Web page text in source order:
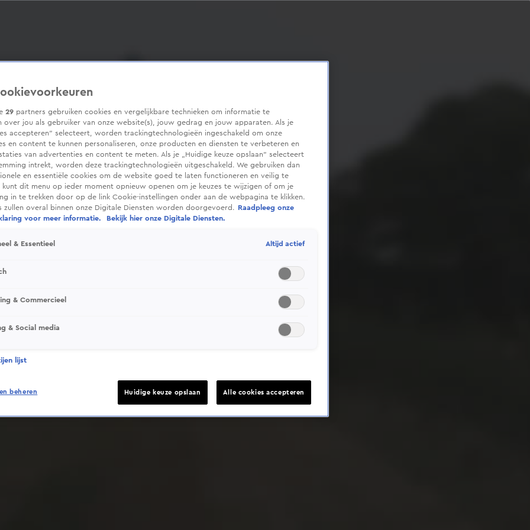
Deze video is niet beschikbaar op je huidige locatie
29 partners gebruiken cookies en vergelijkbare technieken om informatie te
over jou als gebruiker van onze website(s), jouw gedrag en jouw apparaten. Als je
accepteren” selecteert, worden trackingtechnologieën ingeschakeld om onze
en content te kunnen personaliseren, onze producten en diensten te verbeteren en
van advertenties en content te meten. Als je „Huidige keuze opslaan” selecteert
intrekt, worden deze trackingtechnologieën uitgeschakeld. We gebruiken dan
en essentiële cookies om de website goed te laten functioneren en veilig te
kunt dit menu op ieder moment opnieuw openen om je keuzes te wijzigen of om je
in te trekken door op de link Cookie-instellingen onder aan de webpagina te klikken.
zullen overal binnen onze Digitale Diensten worden doorgevoerd.
Raadpleeg onze
voor meer informatie.
Bekijk hier onze Digitale Diensten.
& Essentieel Altijd actief
& Commercieel
& Social media
lijst
beheren Huidige keuze opslaan Alle cookies accepteren